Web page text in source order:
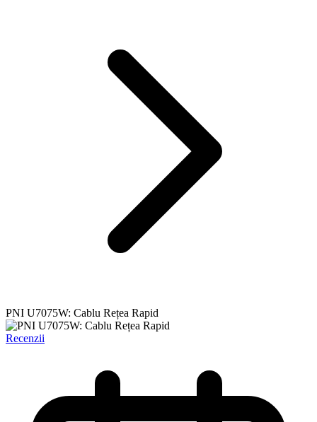
PNI U7075W: Cablu Rețea Rapid
Recenzii